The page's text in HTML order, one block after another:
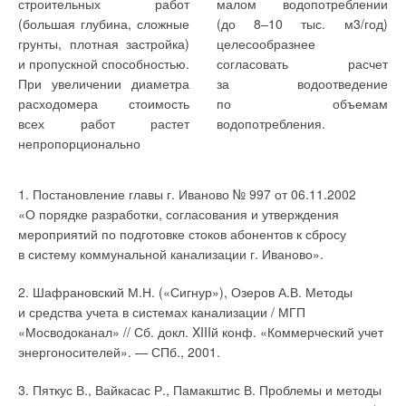
строительных работ
(большая глубина, сложные
грунты, плотная застройка)
и пропускной способностью.
При увеличении диаметра
расходомера стоимость
всех работ растет
непропорционально
малом водопотреблении
(до 8–10 тыс. м3/год)
целесообразнее
согласовать расчет
за водоотведение
по объемам
водопотребления.
1. Постановление главы г. Иваново № 997 от 06.11.2002
«О порядке разработки, согласования и утверждения
мероприятий по подготовке стоков абонентов к сбросу
в систему коммунальной канализации г. Иваново».
2. Шафрановский М.Н. («Сигнур»), Озеров А.В. Методы
и средства учета в системах канализации / МГП
«Мосводоканал» // Сб. докл. XIIIй конф. «Коммерческий учет
энергоносителей». — СПб., 2001.
3. Пяткус В., Вайкасас Р., Памакштис В. Проблемы и методы
вырабатывать холод,
не использовалась в летнее
время. Потому
предполагалась
централизованная
выработка холода
в тепловых насосах для
неавтономных
(фанкойлов),
устанавливаемых
в запотолочном
пространстве квартирных
теплота конденсации
холодильного агента
должна отводиться
с использованием в летнее
грунтовые
в экспериментальной
отопительной установке
должны дублироваться
резервным источником
энергии. В качестве такого
источника предполагалось
использовать
в теплоаккумулирующие
емкости.
Используя расчетные
определить, что ожидаемый
коэффициент
преобразования теплового
должен был бы быть
Но мы можем
утилизировать теплоту,
в которую полностью
переходит эта энергия,
иметь место примерно
через 3,4 года.
Необходимо заметить,
объектов оказывается
примерно таким же, как
в предыдущих
исследованиях подобного
получались значения
порядка3–4,7 лет,
за исключением
результатов, полученных
окупаемость
капиталовложениями
и экономией за счет
снижения теплозатрат
вернулось к уровню,
предыдущих лет. Поэтому
и вычисленный срок
окупаемости уменьшился
до первоначальных
в пределах,